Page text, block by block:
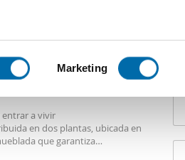
específicas (huellas
y establezca sus
en cualquier momento
Marketing
entrar a vivir
en dos plantas, ubicada en
que garantiza